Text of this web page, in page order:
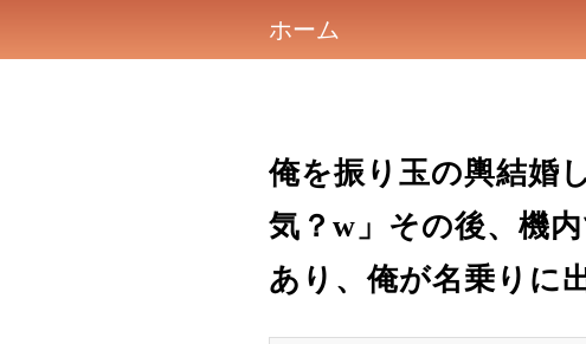
ホーム
俺を振り玉の輿結婚
気？w」その後、機
あり、俺が名乗りに